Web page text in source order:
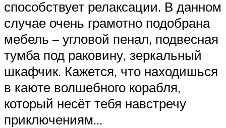
способствует релаксации. В данном
случае очень грамотно подобрана
мебель – угловой пенал, подвесная
тумба под раковину, зеркальный
шкафчик. Кажется, что находишься
в каюте волшебного корабля,
который несёт тебя навстречу
приключениям…